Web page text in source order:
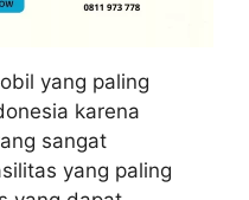
yang paling
karena
sangat
yang paling